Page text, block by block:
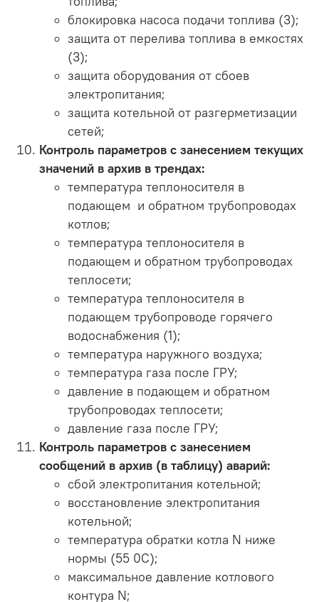
блокировка насоса подачи топлива (3);
защита от перелива топлива в емкостях
(3);
защита оборудования от сбоев
электропитания;
защита котельной от разгерметизации
сетей;
Контроль параметров с занесением текущих
значений в архив в трендах:
температура теплоносителя в
подающем и обратном трубопроводах
котлов;
температура теплоносителя в
подающем и обратном трубопроводах
теплосети;
температура теплоносителя в
подающем трубопроводе горячего
водоснабжения (1);
температура наружного воздуха;
температура газа после ГРУ;
давление в подающем и обратном
трубопроводах теплосети;
давление газа после ГРУ;
Контроль параметров с занесением
сообщений в архив (в таблицу) аварий:
сбой электропитания котельной;
восстановление электропитания
котельной;
температура обратки котла N ниже
нормы (55 0С);
максимальное давление котлового
контура N;